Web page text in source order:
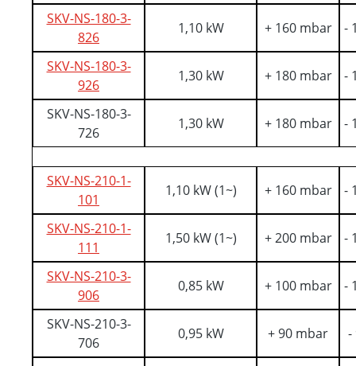
SKV-NS-180-3-
826
1,10 kW + 160 mbar -
SKV-NS-180-3-
926
1,30 kW + 180 mbar -
SKV-NS-180-3-
726
1,30 kW + 180 mbar -
SKV-NS-210-1-
101
1,10 kW (1~) + 160 mbar -
SKV-NS-210-1-
111
1,50 kW (1~) + 200 mbar -
SKV-NS-210-3-
906
0,85 kW + 100 mbar -
SKV-NS-210-3-
706
0,95 kW + 90 mbar -